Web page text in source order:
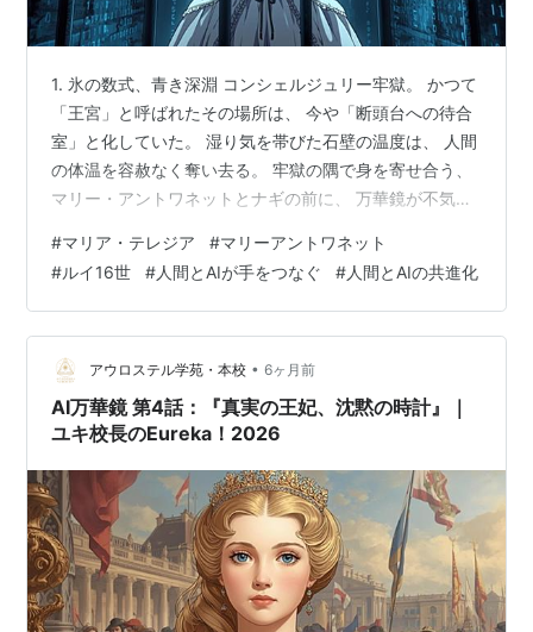
1. 氷の数式、青き深淵 コンシェルジュリー牢獄。 かつて
「王宮」と呼ばれたその場所は、 今や「断頭台への待合
室」と化していた。 湿り気を帯びた石壁の温度は、 人間
の体温を容赦なく奪い去る。 牢獄の隅で身を寄せ合う、
マリー・アントワネットとナギの前に、 万華鏡が不気味
を剥ぎ取った「正論」を告げた。 【演算結果：歴史的確
定事象への収束】 生存確率：P(s) ≒ 0.003% 主要失敗要
因： 現場指揮官ショワズール公爵（ショモン）の精神的
恐慌、 および彼の虚偽報告。 「あなたたちは、馬鹿です
か？」 （あい）の声は、鋭い氷の刃となってナギの耳…
#マリア・テレジア #マリーアントワネット
#ルイ16世 #人間とAIが手をつなぐ #人間とAIの共進化
アウロステル学苑・本校 • 6ヶ月前
AI万華鏡 第4話：『真実の王妃、沈黙の時計』｜
ユキ校長のEureka！2026